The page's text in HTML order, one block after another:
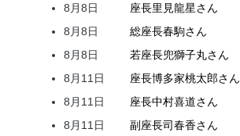
8月8日
座長里見龍星さん
8月8日
総座長春駒さん
8月8日
若座長兜獅子丸さん
8月11日
座長博多家桃太郎さん
8月11日
座長中村喜道さん
8月11日
副座長司春香さん